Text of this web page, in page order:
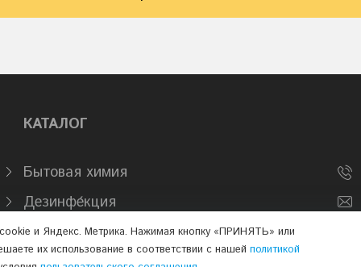
КАТАЛОГ
Бытовая химия
Дезинфе́кция
Промышленная химия
и Яндекс. Метрика. Нажимая кнопку «ПРИНЯТЬ» или
их использование в соответствии с нашей политикой